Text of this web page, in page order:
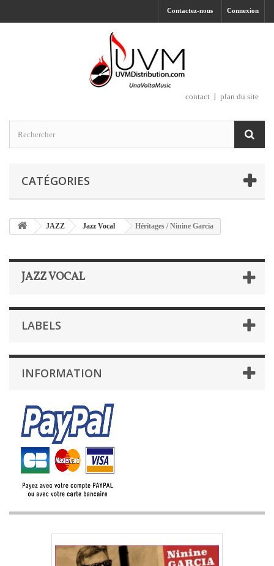
Connexion
Contactez-nous
contact plan du site
CATÉGORIES
JAZZ Jazz Vocal Héritages / Ninine Garcia
JAZZ VOCAL
LABELS
INFORMATION